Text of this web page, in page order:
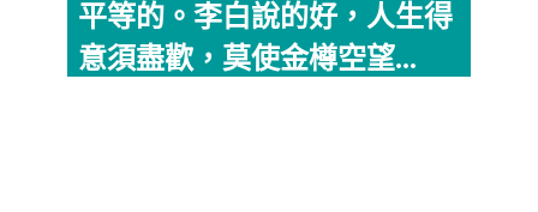
平等的。李白說的好，人生得
意須盡歡，莫使金樽空望...